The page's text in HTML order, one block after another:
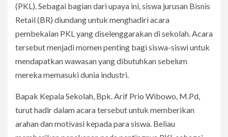
(PKL). Sebagai bagian dari upaya ini, siswa jurusan Bisnis
Retail (BR) diundang untuk menghadiri acara
pembekalan PKL yang diselenggarakan di sekolah. Acara
tersebut menjadi momen penting bagi siswa-siswi untuk
mendapatkan wawasan yang dibutuhkan sebelum
mereka memasuki dunia industri.
Bapak Kepala Sekolah, Bpk. Arif Prio Wibowo, M.Pd,
turut hadir dalam acara tersebut untuk memberikan
arahan dan motivasi kepada para siswa. Beliau